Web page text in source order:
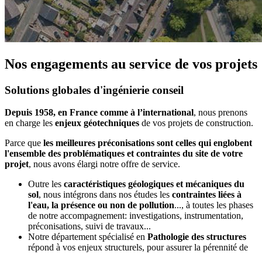
Nos engagements au service de vos projets
Solutions globales d'ingénierie conseil
Depuis 1958, en France comme à l’international, nous prenons
en charge les enjeux géotechniques de vos projets de construction.
Parce que les meilleures préconisations sont celles qui englobent
l'ensemble des problématiques et contraintes du site de votre
projet, nous avons élargi notre offre de service.
Outre les caractéristiques géologiques et mécaniques du
sol, nous intégrons dans nos études les contraintes liées à
l'eau, la présence ou non de pollution..., à toutes les phases
de notre accompagnement: investigations, instrumentation,
préconisations, suivi de travaux...
Notre département spécialisé en Pathologie des structures
répond à vos enjeux structurels, pour assurer la pérennité de